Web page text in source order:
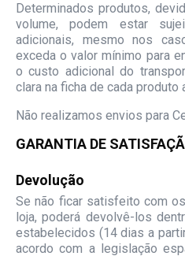
Determinados produtos,
volume, podem estar
adicionais, mesmo nos
exceda o valor mínimo para
o custo adicional do
clara na ficha de cada
Não realizamos envios para
GARANTIA DE
Devolução
Se não ficar satisfeito com
loja, poderá devolvê-los
estabelecidos (14 dias a
acordo com a legislação